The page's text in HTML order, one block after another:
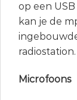
op een
kan je de
radiostation.
Microfoons